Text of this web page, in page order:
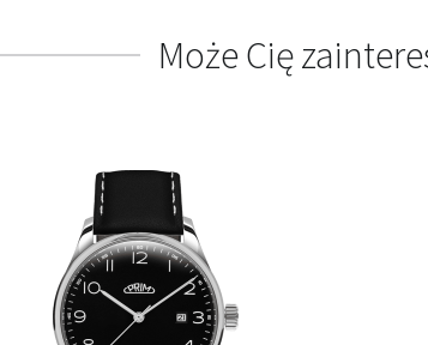
Może Cię